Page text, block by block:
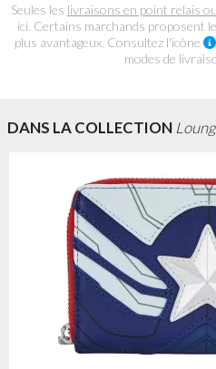
Seules les livraisons en point relais
ici. Certains marchands proposent le
plus avantageux. Consultez l'icône
modes de
DANS LA COLLECTION